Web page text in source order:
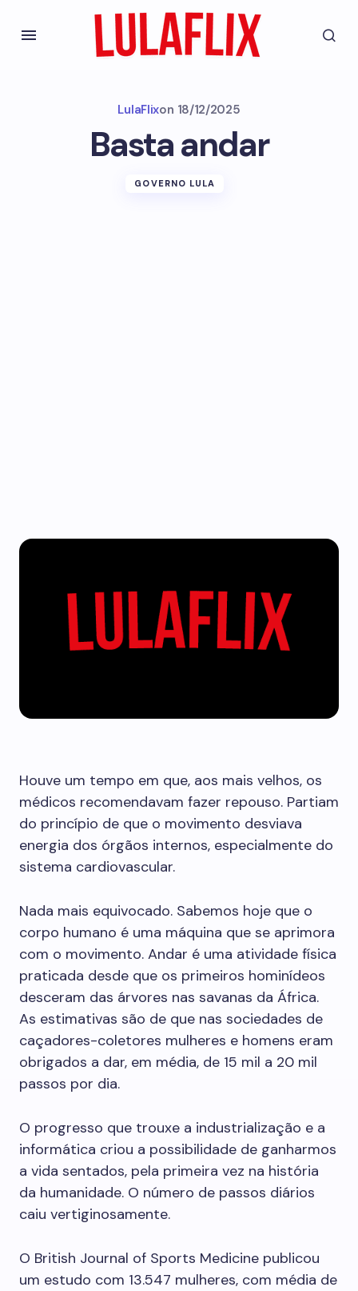
LulaFlixon 18/12/2025
Basta andar
GOVERNO LULA
Houve um tempo em que, aos mais velhos, os
médicos recomendavam fazer repouso. Partiam
do princípio de que o movimento desviava
energia dos órgãos internos, especialmente do
sistema cardiovascular.
Nada mais equivocado. Sabemos hoje que o
corpo humano é uma máquina que se aprimora
com o movimento. Andar é uma atividade física
praticada desde que os primeiros hominídeos
desceram das árvores nas savanas da África.
As estimativas são de que nas sociedades de
caçadores-coletores mulheres e homens eram
obrigados a dar, em média, de 15 mil a 20 mil
passos por dia.
O progresso que trouxe a industrialização e a
informática criou a possibilidade de ganharmos
a vida sentados, pela primeira vez na história
da humanidade. O número de passos diários
caiu vertiginosamente.
O British Journal of Sports Medicine publicou
um estudo com 13.547 mulheres, com média de